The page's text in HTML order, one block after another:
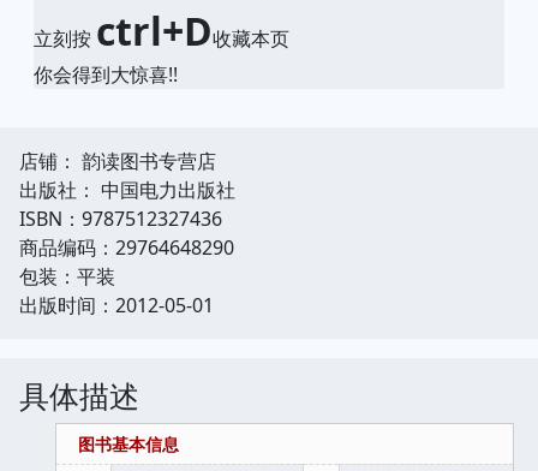
立刻按 ctrl+D收藏本页
你会得到大惊喜!!
店铺： 韵读图书专营店
出版社： 中国电力出版社
ISBN：9787512327436
商品编码：29764648290
包装：平装
出版时间：2012-05-01
具体描述
图书基本信息